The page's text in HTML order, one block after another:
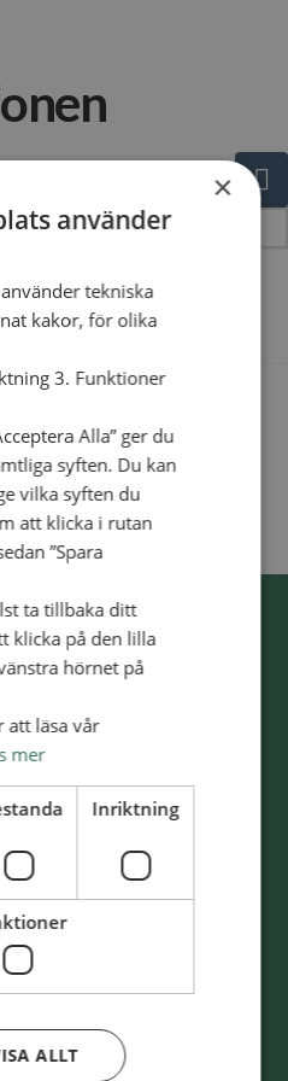
Blog
×
använder
tekniska
kakor, för olika
3. Funktioner
Alla” ger du
syften. Du kan
vilka syften du
att klicka i rutan
”Spara
ta tillbaka ditt
klicka på den lilla
hörnet på
att läsa vår
mer
Inriktning
ALLT